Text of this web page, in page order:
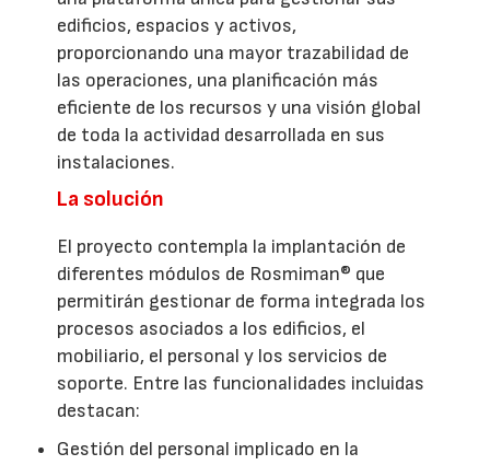
edificios, espacios y activos,
proporcionando una mayor trazabilidad de
las operaciones, una planificación más
eficiente de los recursos y una visión global
de toda la actividad desarrollada en sus
instalaciones.
La solución
El proyecto contempla la implantación de
diferentes módulos de Rosmiman® que
permitirán gestionar de forma integrada los
procesos asociados a los edificios, el
mobiliario, el personal y los servicios de
soporte. Entre las funcionalidades incluidas
destacan:
Gestión del personal implicado en la